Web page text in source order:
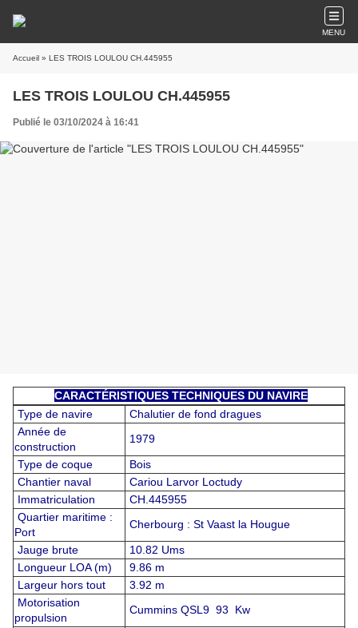
MENU
Accueil » LES TROIS LOULOU CH.445955
LES TROIS LOULOU CH.445955
Publié le 03/10/2024 à 16:41
CARACTÉRISTIQUES TECHNIQUES DU NAVIRE
Type de navire
Chalutier de fond dragues
Année de
construction
1979
Type de coque
Bois
Chantier naval
Cariou Larvor Loctudy
Immatriculation
CH.445955
Quartier maritime :
Port
Cherbourg : St Vaast la Hougue
Jauge brute
10.82 Ums
Longueur LOA (m)
9.86 m
Largeur hors tout
3.92 m
Motorisation
propulsion
Cummins QSL9 93 Kw